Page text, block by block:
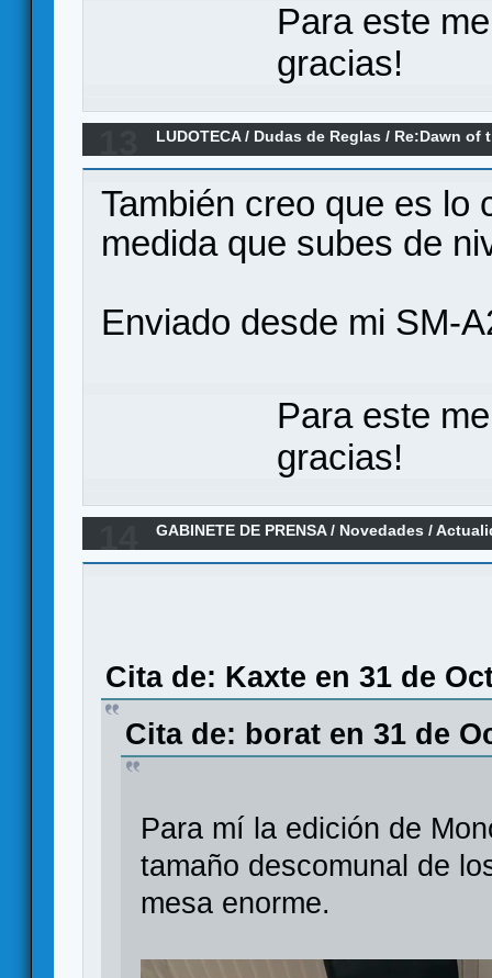
Para este
gracias!
LUDOTECA/ Dudas de Reglas / Re:Dawn of
También creo que es lo
medida que subes de
Enviado desde mi SM-
Para este
gracias!
GABINETE DE PRENSA/ Novedades /
Claustrophobia 1692
Cita de: Kaxte en 31 de
Cita de: borat en 31 de
Para mí la edición de
tamaño descomunal de
mesa enorme.